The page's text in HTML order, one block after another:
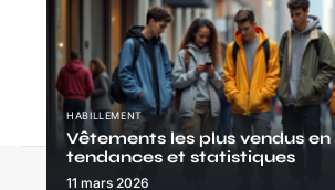
HABILLEMENT
Vêtements les plus vendus en
tendances et statistiques
11 mars 2026
Contact